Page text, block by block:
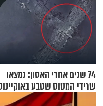
74 שנים אחרי האסון: נמצאו
שרידי המטוס שטבע
עם עשרות נוסעים